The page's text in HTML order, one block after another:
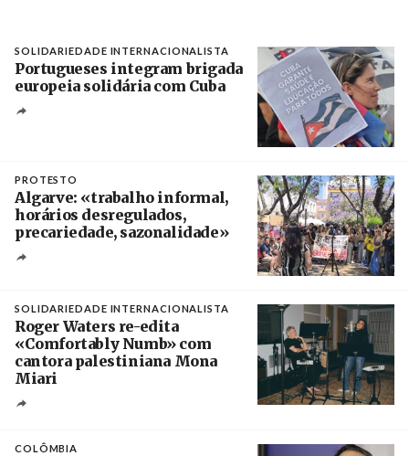
SOLIDARIEDADE INTERNACIONALISTA
Portugueses integram brigada
europeia solidária com Cuba
PROTESTO
Algarve: «trabalho informal,
horários desregulados,
precariedade, sazonalidade»
SOLIDARIEDADE INTERNACIONALISTA
Roger Waters re-edita
«Comfortably Numb» com
cantora palestiniana Mona
Miari
COLÔMBIA